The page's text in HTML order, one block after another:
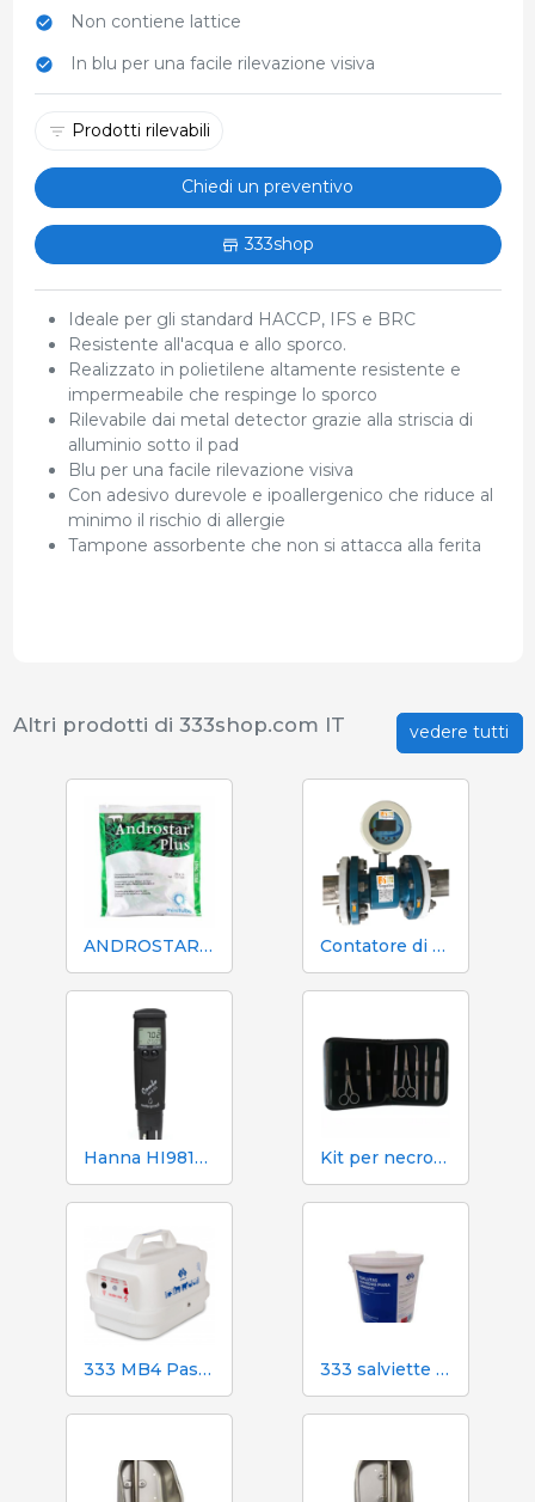
Non contiene lattice
In blu per una facile rilevazione visiva
Prodotti rilevabili
Chiedi un preventivo
333shop
Ideale per gli standard HACCP, IFS e BRC
Resistente all'acqua e allo sporco.
Realizzato in polietilene altamente resistente e
impermeabile che respinge lo sporco
Rilevabile dai metal detector grazie alla striscia di
alluminio sotto il pad
Blu per una facile rilevazione visiva
Con adesivo durevole e ipoallergenico che riduce al
minimo il rischio di allergie
Tampone assorbente che non si attacca alla ferita
vedere tutti
Altri prodotti di 333shop.com IT
ANDROSTAR PLUS 47 g / 100 L - Prolungatore di sperma a lunga durata Contatore di volume e azoto Mecaniques Segalés DN150
Hanna HI98130 pH, EC, TDS e tester di temperatura Kit per necroscopia e dissezione 333 - 7 strumenti
333 MB4 Pastore elettrico a batteria per cani e cavalli 333 salviette umidificate per scrofe durante l'inseminazione